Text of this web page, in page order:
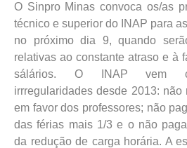
O Sinpro Minas convoca os/as
técnico e superior do INAP para
no próximo dia 9, quando
relativas ao constante atraso e à
sálários. O INAP vem
irrregularidades desde 2013: não
em favor dos professores; não
das férias mais 1/3 e o não
da redução de carga horária. A